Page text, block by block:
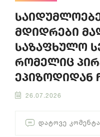
მდიდრები
საზაფხულო
რომელიც
ეპიზოდიდან
26.07.2026
ᲓᲐᲢᲝᲕᲔ